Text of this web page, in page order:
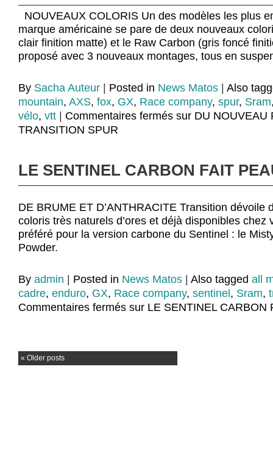
NOUVEAUX COLORIS Un des modèles les plus
marque américaine se pare de deux nouveaux
clair finition matte) et le Raw Carbon (gris foncé
proposé avec 3 nouveaux montages, tous en
By Sacha Auteur Posted in News Matos
Also
mountain, AXS, fox, GX, Race company, spur, Sram
vélo, vtt Commentaires fermés sur DU NOUVEAU
TRANSITION SPUR
LE SENTINEL CARBON FAIT
DE BRUME ET D’ANTHRACITE Transition dévoile
coloris très naturels d’ores et déjà disponibles chez
préféré pour la version carbone du Sentinel : le
Powder.
By admin Posted in News Matos Also tagged all
cadre, enduro, GX, Race company, sentinel , Sram,
Commentaires fermés sur LE SENTINEL CARBON
« Older posts